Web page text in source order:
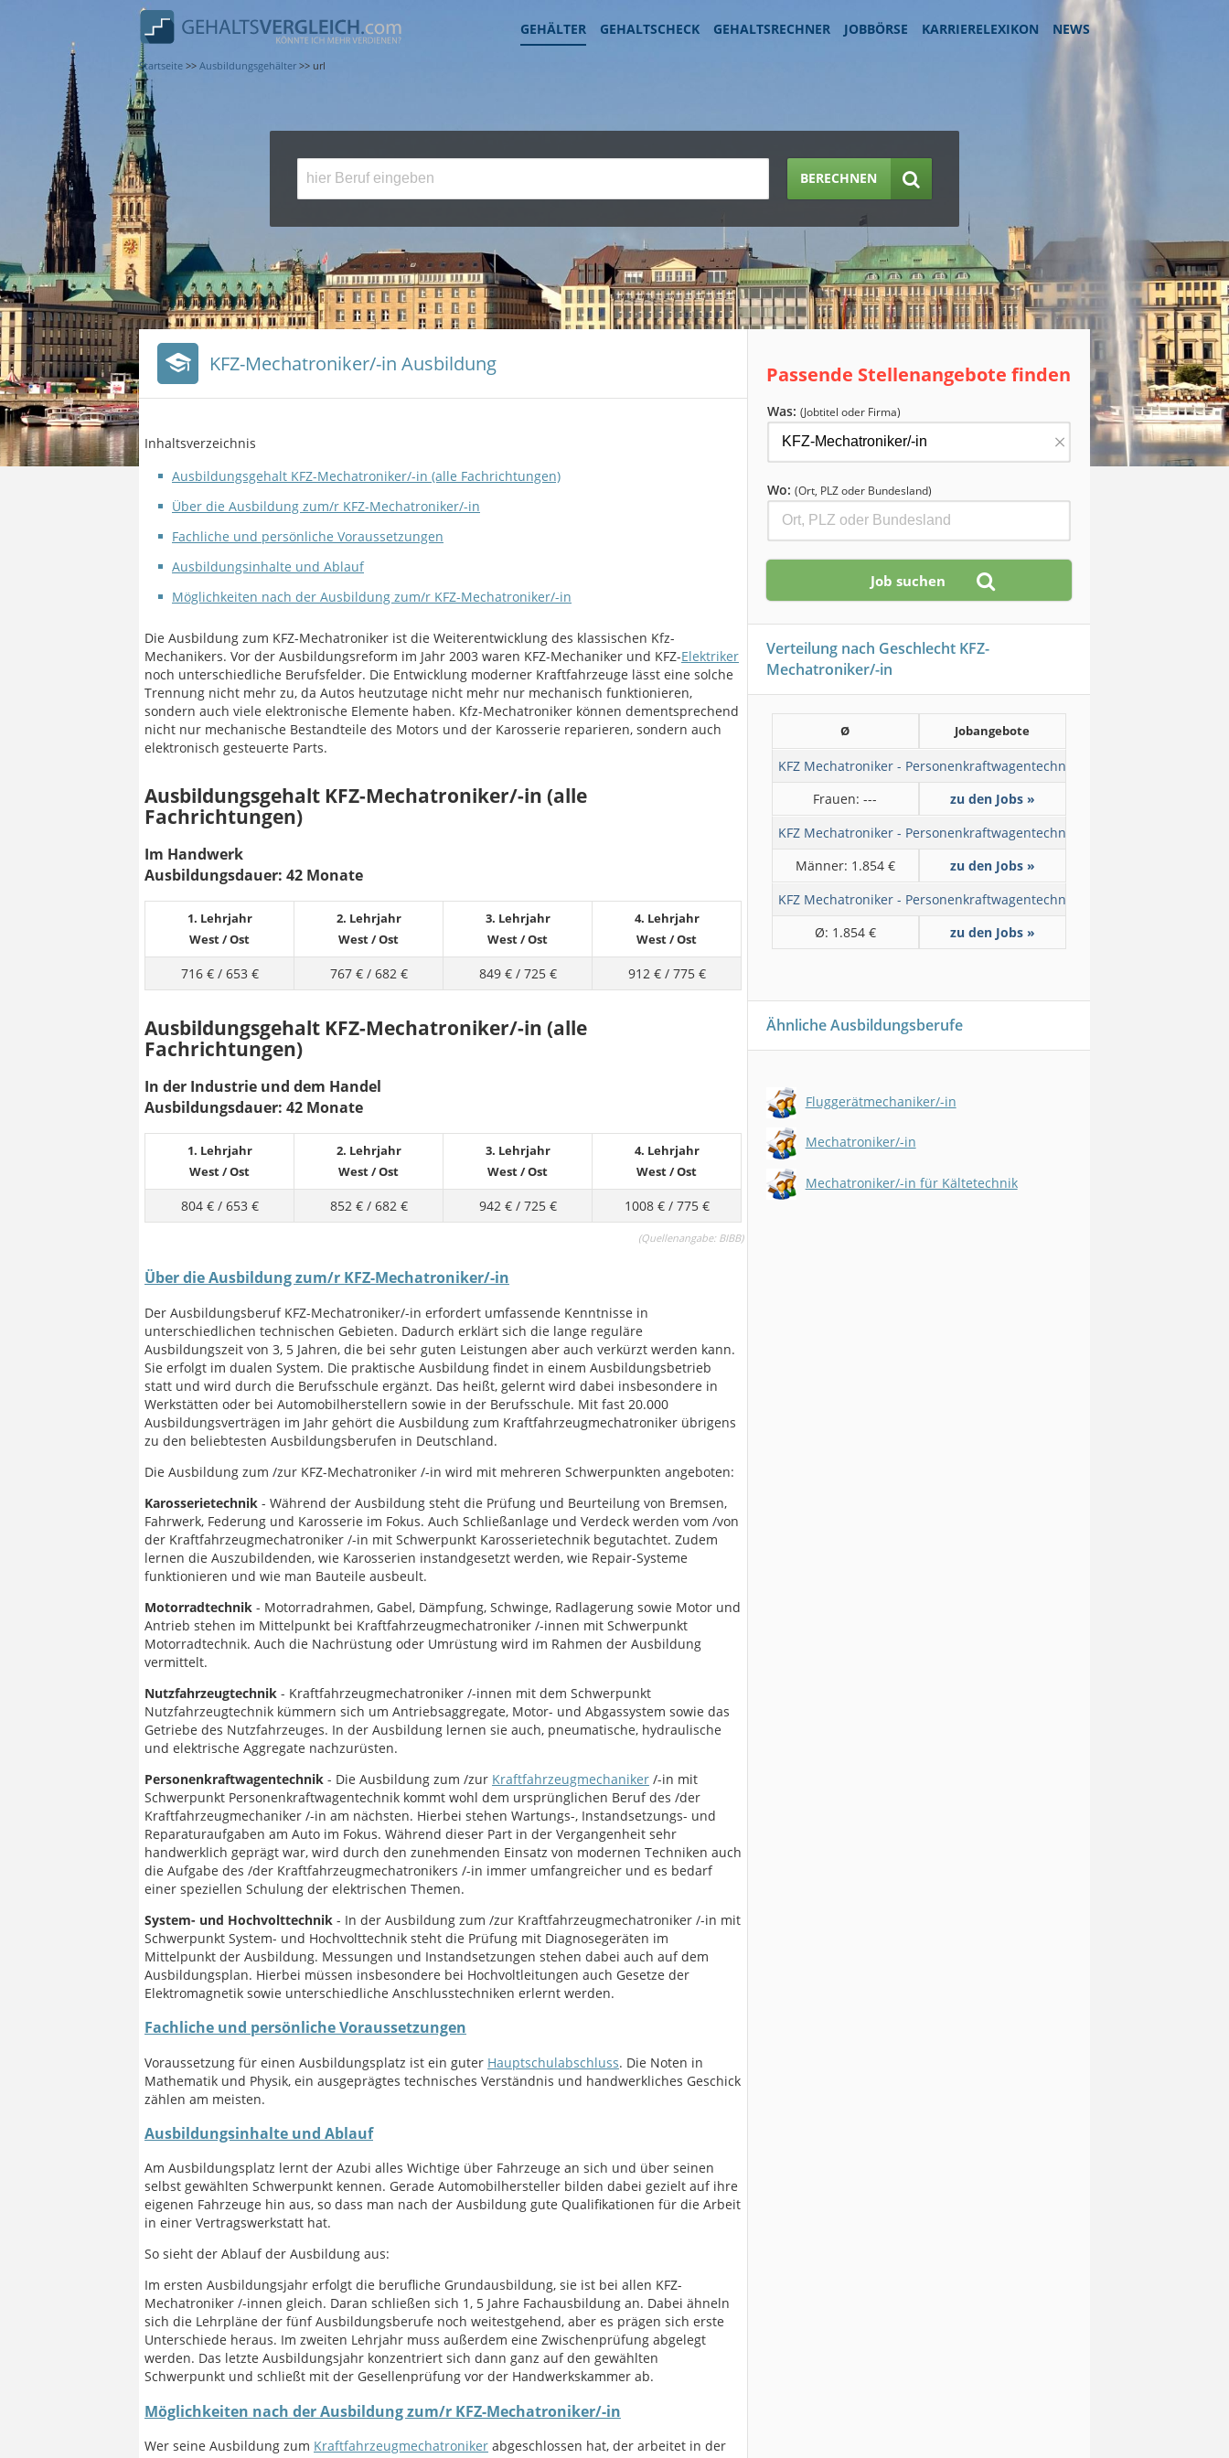
GEHÄLTER GEHALTSCHECK GEHALTSRECHNER JOBBÖRSE KARRIERELEXIKON NEWS
Startseite >> Ausbildungsgehälter >> url
BERECHNEN
KFZ-Mechatroniker/-in Ausbildung
Inhaltsverzeichnis
Ausbildungsgehalt KFZ-Mechatroniker/-in (alle Fachrichtungen)
Über die Ausbildung zum/r KFZ-Mechatroniker/-in
Fachliche und persönliche Voraussetzungen
Ausbildungsinhalte und Ablauf
Möglichkeiten nach der Ausbildung zum/r KFZ-Mechatroniker/-in
Die Ausbildung zum KFZ-Mechatroniker ist die Weiterentwicklung des klassischen Kfz-
Mechanikers. Vor der Ausbildungsreform im Jahr 2003 waren KFZ-Mechaniker und KFZ-Elektriker
noch unterschiedliche Berufsfelder. Die Entwicklung moderner Kraftfahrzeuge lässt eine solche
Trennung nicht mehr zu, da Autos heutzutage nicht mehr nur mechanisch funktionieren,
sondern auch viele elektronische Elemente haben. Kfz-Mechatroniker können dementsprechend
nicht nur mechanische Bestandteile des Motors und der Karosserie reparieren, sondern auch
elektronisch gesteuerte Parts.
Ausbildungsgehalt KFZ-Mechatroniker/-in (alle
Fachrichtungen)
Im Handwerk
Ausbildungsdauer: 42 Monate
1. Lehrjahr
West/Ost
2. Lehrjahr
West/Ost
3. Lehrjahr
West/Ost
4. Lehrjahr
West/Ost
716 €/ 653 € 767 €/ 682 € 849 €/ 725 € 912 €/ 775 €
Ausbildungsgehalt KFZ-Mechatroniker/-in (alle
Fachrichtungen)
In der Industrie und dem Handel
Ausbildungsdauer: 42 Monate
1. Lehrjahr
West/Ost
2. Lehrjahr
West/Ost
3. Lehrjahr
West/Ost
4. Lehrjahr
West/Ost
804 €/ 653 € 852 €/ 682 € 942 €/ 725 € 1008 €/ 775 €
(Quellenangabe: BIBB)
Über die Ausbildung zum/r KFZ-Mechatroniker/-in
Der Ausbildungsberuf KFZ-Mechatroniker/-in erfordert umfassende Kenntnisse in
unterschiedlichen technischen Gebieten. Dadurch erklärt sich die lange reguläre
Ausbildungszeit von 3, 5 Jahren, die bei sehr guten Leistungen aber auch verkürzt werden kann.
Sie erfolgt im dualen System. Die praktische Ausbildung findet in einem Ausbildungsbetrieb
statt und wird durch die Berufsschule ergänzt. Das heißt, gelernt wird dabei insbesondere in
Werkstätten oder bei Automobilherstellern sowie in der Berufsschule. Mit fast 20.000
Ausbildungsverträgen im Jahr gehört die Ausbildung zum Kraftfahrzeugmechatroniker übrigens
zu den beliebtesten Ausbildungsberufen in Deutschland.
Die Ausbildung zum /zur KFZ-Mechatroniker /-in wird mit mehreren Schwerpunkten angeboten:
Karosserietechnik - Während der Ausbildung steht die Prüfung und Beurteilung von Bremsen,
Fahrwerk, Federung und Karosserie im Fokus. Auch Schließanlage und Verdeck werden vom /von
der Kraftfahrzeugmechatroniker /-in mit Schwerpunkt Karosserietechnik begutachtet. Zudem
lernen die Auszubildenden, wie Karosserien instandgesetzt werden, wie Repair-Systeme
funktionieren und wie man Bauteile ausbeult.
Motorradtechnik - Motorradrahmen, Gabel, Dämpfung, Schwinge, Radlagerung sowie Motor und
Antrieb stehen im Mittelpunkt bei Kraftfahrzeugmechatroniker /-innen mit Schwerpunkt
Motorradtechnik. Auch die Nachrüstung oder Umrüstung wird im Rahmen der Ausbildung
vermittelt.
Nutzfahrzeugtechnik - Kraftfahrzeugmechatroniker /-innen mit dem Schwerpunkt
Nutzfahrzeugtechnik kümmern sich um Antriebsaggregate, Motor- und Abgassystem sowie das
Getriebe des Nutzfahrzeuges. In der Ausbildung lernen sie auch, pneumatische, hydraulische
und elektrische Aggregate nachzurüsten.
Personenkraftwagentechnik - Die Ausbildung zum /zur Kraftfahrzeugmechaniker /-in mit
Schwerpunkt Personenkraftwagentechnik kommt wohl dem ursprünglichen Beruf des /der
Kraftfahrzeugmechaniker /-in am nächsten. Hierbei stehen Wartungs-, Instandsetzungs- und
Reparaturaufgaben am Auto im Fokus. Während dieser Part in der Vergangenheit sehr
handwerklich geprägt war, wird durch den zunehmenden Einsatz von modernen Techniken auch
die Aufgabe des /der Kraftfahrzeugmechatronikers /-in immer umfangreicher und es bedarf
einer speziellen Schulung der elektrischen Themen.
System- und Hochvolttechnik - In der Ausbildung zum /zur Kraftfahrzeugmechatroniker /-in mit
Schwerpunkt System- und Hochvolttechnik steht die Prüfung mit Diagnosegeräten im
Mittelpunkt der Ausbildung. Messungen und Instandsetzungen stehen dabei auch auf dem
Ausbildungsplan. Hierbei müssen insbesondere bei Hochvoltleitungen auch Gesetze der
Elektromagnetik sowie unterschiedliche Anschlusstechniken erlernt werden.
Fachliche und persönliche Voraussetzungen
Voraussetzung für einen Ausbildungsplatz ist ein guter Hauptschulabschluss. Die Noten in
Mathematik und Physik, ein ausgeprägtes technisches Verständnis und handwerkliches Geschick
zählen am meisten.
Ausbildungsinhalte und Ablauf
Am Ausbildungsplatz lernt der Azubi alles Wichtige über Fahrzeuge an sich und über seinen
selbst gewählten Schwerpunkt kennen. Gerade Automobilhersteller bilden dabei gezielt auf ihre
eigenen Fahrzeuge hin aus, so dass man nach der Ausbildung gute Qualifikationen für die Arbeit
in einer Vertragswerkstatt hat.
So sieht der Ablauf der Ausbildung aus:
Im ersten Ausbildungsjahr erfolgt die berufliche Grundausbildung, sie ist bei allen KFZ-
Mechatroniker /-innen gleich. Daran schließen sich 1, 5 Jahre Fachausbildung an. Dabei ähneln
sich die Lehrpläne der fünf Ausbildungsberufe noch weitestgehend, aber es prägen sich erste
Unterschiede heraus. Im zweiten Lehrjahr muss außerdem eine Zwischenprüfung abgelegt
werden. Das letzte Ausbildungsjahr konzentriert sich dann ganz auf den gewählten
Schwerpunkt und schließt mit der Gesellenprüfung vor der Handwerkskammer ab.
Möglichkeiten nach der Ausbildung zum/r KFZ-Mechatroniker/-in
Wer seine Ausbildung zum Kraftfahrzeugmechatroniker abgeschlossen hat, der arbeitet in der
Passende Stellenangebote finden
Was: (Jobtitel oder Firma)
×
Wo: (Ort, PLZ oder Bundesland)
Verteilung nach Geschlecht KFZ-
Mechatroniker/-in
Ø Jobangebote
KFZ Mechatroniker - Personenkraftwagentechnik
Frauen: ---
zu den Jobs »
KFZ Mechatroniker - Personenkraftwagentechnik
Männer: 1.854 €
zu den Jobs »
KFZ Mechatroniker - Personenkraftwagentechnik
Ø: 1.854 €
zu den Jobs »
Ähnliche Ausbildungsberufe
Fluggerätmechaniker/-in
Mechatroniker/-in
Mechatroniker/-in für Kältetechnik